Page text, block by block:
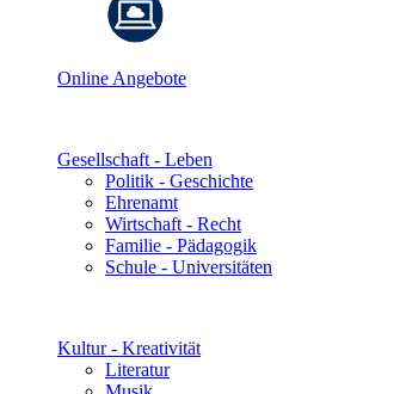
Online Angebote
Gesellschaft - Leben
Politik - Geschichte
Ehrenamt
Wirtschaft - Recht
Familie - Pädagogik
Schule - Universitäten
Kultur - Kreativität
Literatur